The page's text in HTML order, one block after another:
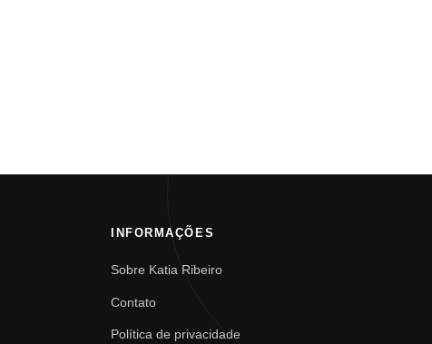
INFORMAÇÕES
Sobre Katia Ribeiro
Contato
Política de privacidade